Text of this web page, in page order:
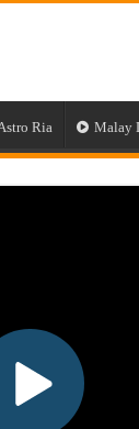
Ria Malay